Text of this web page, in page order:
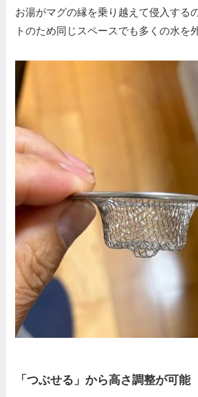
お湯がマグの縁を乗り越えて侵入する
トのため同じスペースでも多くの水を
「つぶせる」から高さ調整が可能